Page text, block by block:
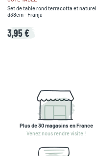
Set de table rond terracotta et naturel
d38cm - Franja
3,95 €
Plus de 30 magasins en France
Venez nous rendre visite !